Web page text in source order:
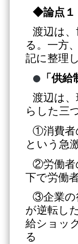
◆論点１
渡辺は
る。一方
記に整理
「供給
渡辺は
らした三
①消費者
という急
②労働者
下で労働
③企業の
が逆転し
給ショッ
る